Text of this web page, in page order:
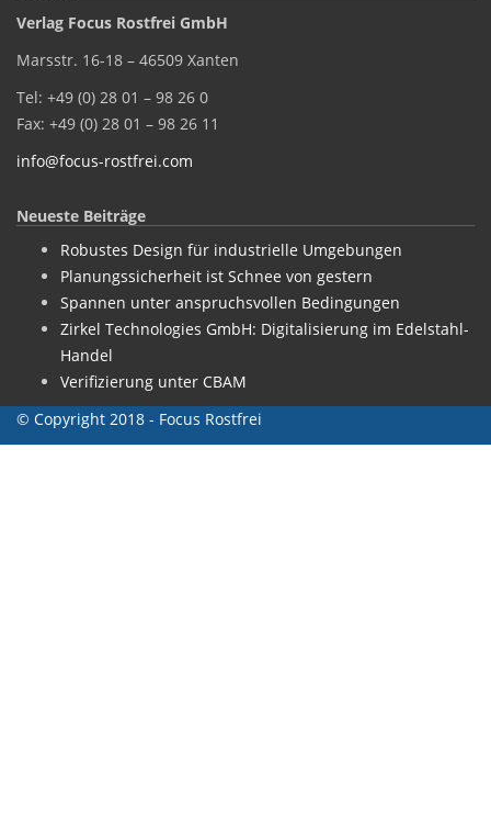
Verlag Focus Rostfrei GmbH
Marsstr. 16-18 – 46509 Xanten
Tel: +49 (0) 28 01 – 98 26 0
Fax: +49 (0) 28 01 – 98 26 11
info@focus-rostfrei.com
Neueste Beiträge
Robustes Design für industrielle Umgebungen
Planungssicherheit ist Schnee von gestern
Spannen unter anspruchsvollen Bedingungen
Zirkel Technologies GmbH: Digitalisierung im Edelstahl-
Handel
Verifizierung unter CBAM
© Copyright 2018 - Focus Rostfrei